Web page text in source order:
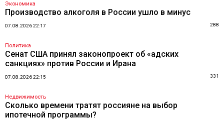
Экономика
Производство алкоголя в России ушло в минус
07.08.2026 22:17 288
Политика
Сенат США принял законопроект об «адских
санкциях» против России и Ирана
07.08.2026 22:15 331
Недвижимость
Сколько времени тратят россияне на выбор
ипотечной программы?